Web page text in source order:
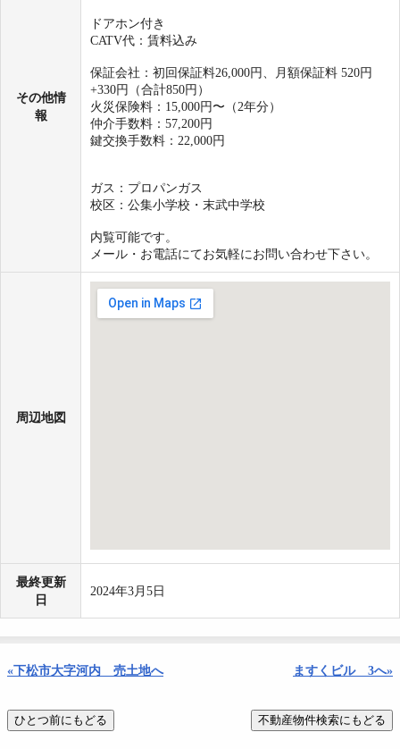
その他情
報
ドアホン付き
CATV代：賃料込み
保証会社：初回保証料26,000円、月額保証料 520円
+330円（合計850円）
火災保険料：15,000円〜（2年分）
仲介手数料：57,200円
鍵交換手数料：22,000円
ガス：プロパンガス
校区：公集小学校・末武中学校
内覧可能です。
メール・お電話にてお気軽にお問い合わせ下さい。
周辺地図
最終更新
日
2024年3月5日
«下松市大字河内 売土地へ ますくビル 3へ»